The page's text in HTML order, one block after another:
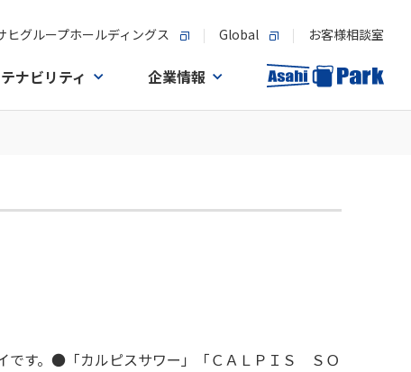
ヒグループホールディングス Global お客様相談室
ナビリティ 企業情報
です。●「カルピスサワー」「ＣＡＬＰＩＳ ＳＯ